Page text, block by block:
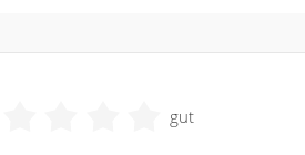
gut